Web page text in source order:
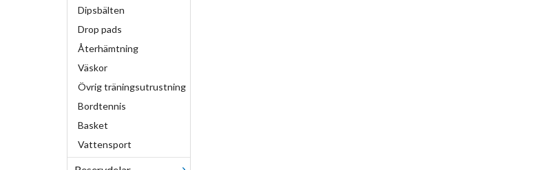
Dipsbälten
Drop pads
Återhämtning
Väskor
Övrig träningsutrustning
Bordtennis
Basket
Vattensport